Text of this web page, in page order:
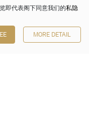
即代表阁下同意我们的私隐
MORE DETAIL